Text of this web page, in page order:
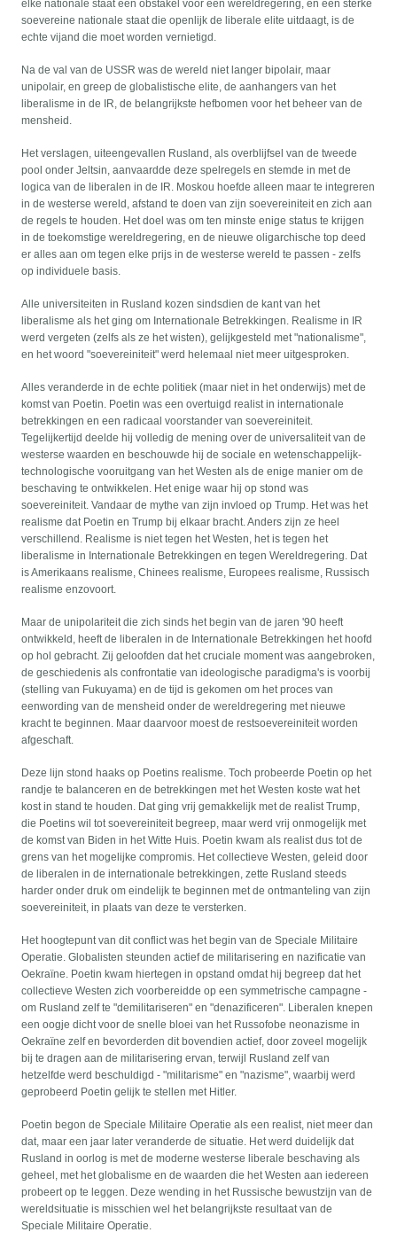
elke nationale staat een obstakel voor een wereldregering, en een sterke
soevereine nationale staat die openlijk de liberale elite uitdaagt, is de
echte vijand die moet worden vernietigd.
Na de val van de USSR was de wereld niet langer bipolair, maar
unipolair, en greep de globalistische elite, de aanhangers van het
liberalisme in de IR, de belangrijkste hefbomen voor het beheer van de
mensheid.
Het verslagen, uiteengevallen Rusland, als overblijfsel van de tweede
pool onder Jeltsin, aanvaardde deze spelregels en stemde in met de
logica van de liberalen in de IR. Moskou hoefde alleen maar te integreren
in de westerse wereld, afstand te doen van zijn soevereiniteit en zich aan
de regels te houden. Het doel was om ten minste enige status te krijgen
in de toekomstige wereldregering, en de nieuwe oligarchische top deed
er alles aan om tegen elke prijs in de westerse wereld te passen - zelfs
op individuele basis.
Alle universiteiten in Rusland kozen sindsdien de kant van het
liberalisme als het ging om Internationale Betrekkingen. Realisme in IR
werd vergeten (zelfs als ze het wisten), gelijkgesteld met "nationalisme",
en het woord "soevereiniteit" werd helemaal niet meer uitgesproken.
Alles veranderde in de echte politiek (maar niet in het onderwijs) met de
komst van Poetin. Poetin was een overtuigd realist in internationale
betrekkingen en een radicaal voorstander van soevereiniteit.
Tegelijkertijd deelde hij volledig de mening over de universaliteit van de
westerse waarden en beschouwde hij de sociale en wetenschappelijk-
technologische vooruitgang van het Westen als de enige manier om de
beschaving te ontwikkelen. Het enige waar hij op stond was
soevereiniteit. Vandaar de mythe van zijn invloed op Trump. Het was het
realisme dat Poetin en Trump bij elkaar bracht. Anders zijn ze heel
verschillend. Realisme is niet tegen het Westen, het is tegen het
liberalisme in Internationale Betrekkingen en tegen Wereldregering. Dat
is Amerikaans realisme, Chinees realisme, Europees realisme, Russisch
realisme enzovoort.
Maar de unipolariteit die zich sinds het begin van de jaren '90 heeft
ontwikkeld, heeft de liberalen in de Internationale Betrekkingen het hoofd
op hol gebracht. Zij geloofden dat het cruciale moment was aangebroken,
de geschiedenis als confrontatie van ideologische paradigma's is voorbij
(stelling van Fukuyama) en de tijd is gekomen om het proces van
eenwording van de mensheid onder de wereldregering met nieuwe
kracht te beginnen. Maar daarvoor moest de restsoevereiniteit worden
afgeschaft.
Deze lijn stond haaks op Poetins realisme. Toch probeerde Poetin op het
randje te balanceren en de betrekkingen met het Westen koste wat het
kost in stand te houden. Dat ging vrij gemakkelijk met de realist Trump,
die Poetins wil tot soevereiniteit begreep, maar werd vrij onmogelijk met
de komst van Biden in het Witte Huis. Poetin kwam als realist dus tot de
grens van het mogelijke compromis. Het collectieve Westen, geleid door
de liberalen in de internationale betrekkingen, zette Rusland steeds
harder onder druk om eindelijk te beginnen met de ontmanteling van zijn
soevereiniteit, in plaats van deze te versterken.
Het hoogtepunt van dit conflict was het begin van de Speciale Militaire
Operatie. Globalisten steunden actief de militarisering en nazificatie van
Oekraïne. Poetin kwam hiertegen in opstand omdat hij begreep dat het
collectieve Westen zich voorbereidde op een symmetrische campagne -
om Rusland zelf te "demilitariseren" en "denazificeren". Liberalen knepen
een oogje dicht voor de snelle bloei van het Russofobe neonazisme in
Oekraïne zelf en bevorderden dit bovendien actief, door zoveel mogelijk
bij te dragen aan de militarisering ervan, terwijl Rusland zelf van
hetzelfde werd beschuldigd - "militarisme" en "nazisme", waarbij werd
geprobeerd Poetin gelijk te stellen met Hitler.
Poetin begon de Speciale Militaire Operatie als een realist, niet meer dan
dat, maar een jaar later veranderde de situatie. Het werd duidelijk dat
Rusland in oorlog is met de moderne westerse liberale beschaving als
geheel, met het globalisme en de waarden die het Westen aan iedereen
probeert op te leggen. Deze wending in het Russische bewustzijn van de
wereldsituatie is misschien wel het belangrijkste resultaat van de
Speciale Militaire Operatie.